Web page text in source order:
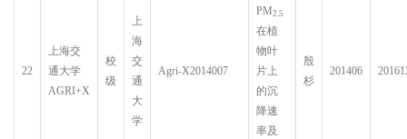
22
上海交
通大学
AGRI+X
校
级
上
海
交
通
大
学
Agri-X2014007
PM2.5
在植
物叶
片上
的沉
降速
率及
殷
杉
201406